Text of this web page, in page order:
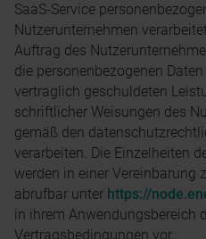
SaaS-Service
Nutzerunternehmen
Auftrag des
die personenbezogenen
vertraglich geschuldeten
schriftlicher Weisungen des
gemäß den
verarbeiten. Die Einzelheiten
werden in einer Vereinbarung
abrufbar unter https://
in ihrem Anwendungsbereich
Vertragsbedingungen vor.